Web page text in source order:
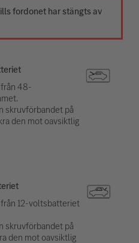
fordonet har stängts av
från 48-
skruvförbandet på
den mot oavsiktlig
från 12-voltsbatteriet
skruvförbandet på
den mot oavsiktlig